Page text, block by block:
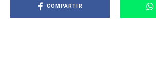
COMPARTIR